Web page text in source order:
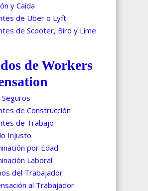
y Caída
de Uber o Lyft
de Scooter, Bird y Lime
de Workers
de Construcción
de Trabajo
Injusto
por Edad
Laboral
del Trabajador
al Trabajador